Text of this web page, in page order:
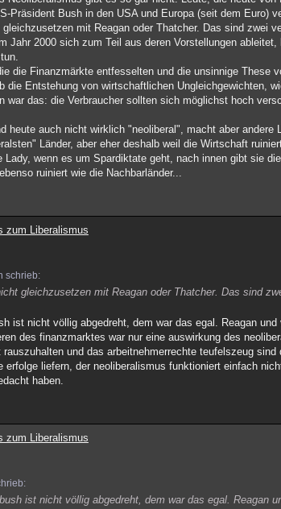
Präsident Bush in den USA und Europa (seit dem Euro)
mit Reagan oder Thatcher. Das sind zwei
Jahr 2000 sich zum Teil aus deren Vorstellungen
die Finanzmärkte entfesselten und die unsinnige
die Entstehung von wirtschaftlichen Ungleichgewichten,
war das: die Verbraucher sollten sich möglichst hoch
heute auch nicht wirklich "neoliberal", macht aber
Länder, aber eher deshalb weil die Wirtschaft
Lady, wenn es um Spardiktate geht, nach innen gibt sie
ruiniert wie die Nachbarländer...
zum Liberalismus
schrieb:
gleichzusetzen mit Reagan oder Thatcher. Das sind
ist nicht völlig abgedreht, dem war das egal. Reagan
des finanzmarktes war nur eine auswirkung des
und das arbeitnehmerrechte teufelszeug
erfolge liefern, der neoliberalismus funktioniert einfach
haben.
zum Liberalismus
ist nicht völlig abgedreht, dem war das egal. Reagan